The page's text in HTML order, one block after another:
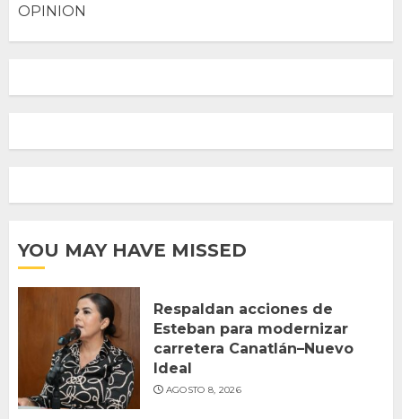
OPINION
YOU MAY HAVE MISSED
Respaldan acciones de
Esteban para modernizar
carretera Canatlán–Nuevo
Ideal
AGOSTO 8, 2026